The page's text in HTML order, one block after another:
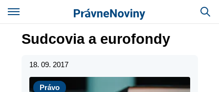
Sudcovia a eurofondy
18. 09. 2017
Právo
Právo